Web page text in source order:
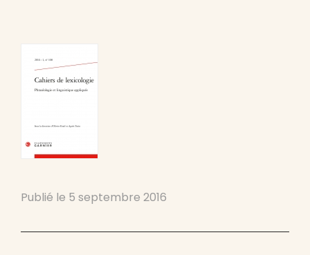
Publié le 5 septembre 2016